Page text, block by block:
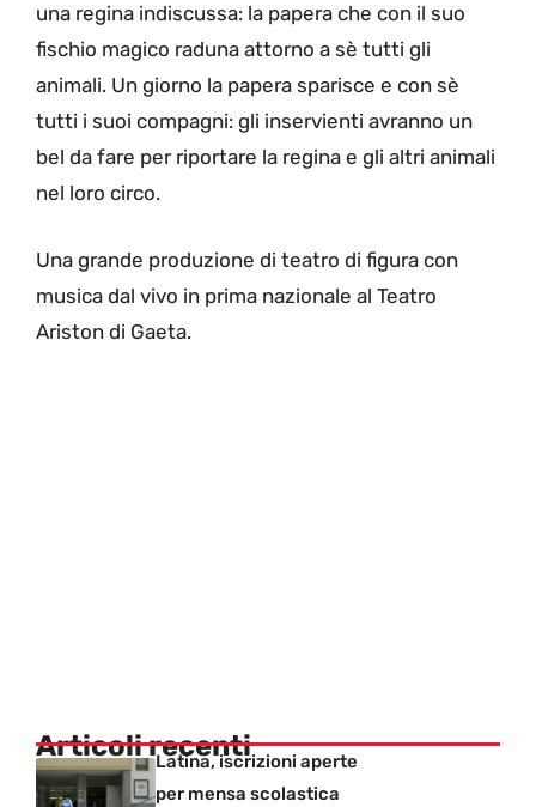
una regina indiscussa: la papera che con il suo
fischio magico raduna attorno a sè tutti gli
animali. Un giorno la papera sparisce e con sè
tutti i suoi compagni: gli inservienti avranno un
bel da fare per riportare la regina e gli altri animali
nel loro circo.
Una grande produzione di teatro di figura con
musica dal vivo in prima nazionale al Teatro
Ariston di Gaeta.
Articoli recentiLatina, iscrizioni aperte
per mensa scolastica